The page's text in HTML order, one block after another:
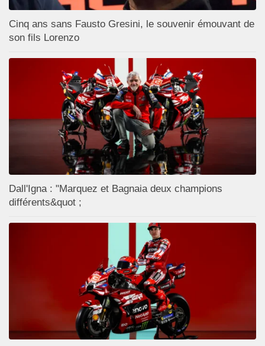
Cinq ans sans Fausto Gresini, le souvenir émouvant de
son fils Lorenzo
Dall'Igna : "Marquez et Bagnaia deux champions
différents&quot ;